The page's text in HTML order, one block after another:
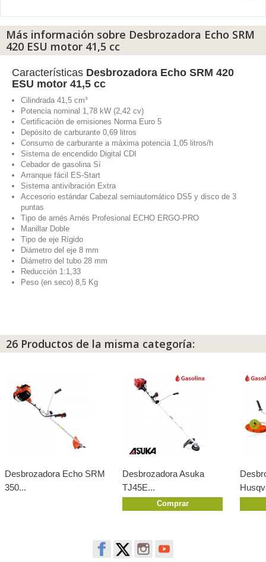
Más información sobre Desbrozadora Echo SRM
420 ESU motor 41,5 cc
Características Desbrozadora Echo SRM 420
ESU motor 41,5 cc
Cilindrada 41,5 cm³
Potencia nominal 1,78 kW (2,42 cv)
Certificación de emisiones Norma Euro 5
Depósito de carburante 0,69 litros
Consumo de carburante a máxima potencia 1,05 litros/h
Sistema de encendido Digital CDI
Cebador de gasolina Sí
Arranque fácil ES-Start
Sistema antivibración Extra
Accesorio estándar Cabezal semiautomático DS5 y disco de 3
puntas
Tipo de arnés Arnés Profesional ECHO ERGO-PRO
Manillar Doble
Tipo de eje Rígido
Diámetro del eje 8 mm
Diámetro del tubo 28 mm
Reducción 1:1,33
Peso (en seco) 8,5 Kg
26 Productos de la misma categoría:
Desbrozadora Echo SRM
350...
Desbrozadora Asuka
TJ45E...
Comprar